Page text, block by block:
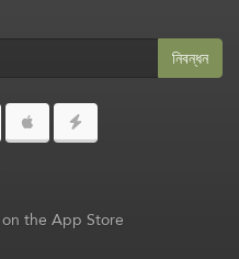
নিবন্ধন